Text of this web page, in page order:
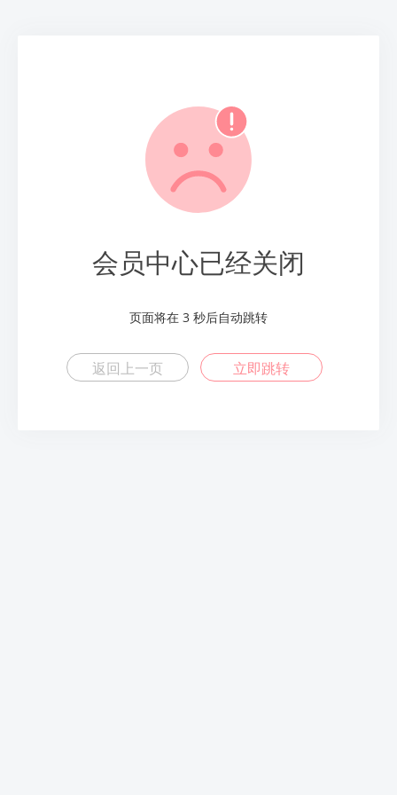
会员中心已经关闭
页面将在 2 秒后自动跳转
返回上一页 立即跳转